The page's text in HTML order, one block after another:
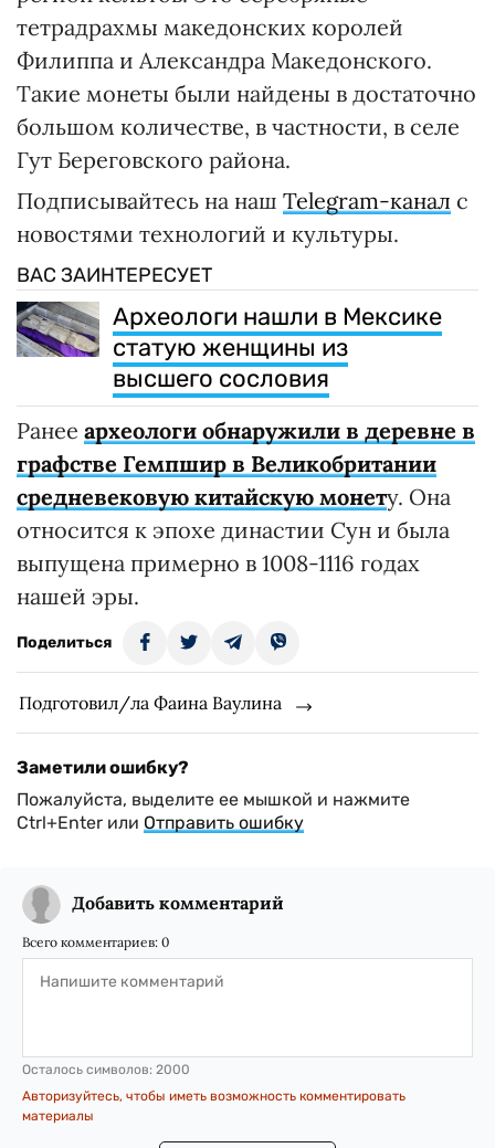
тетрадрахмы македонских королей
Филиппа и Александра Македонского.
Такие монеты были найдены в достаточно
большом количестве, в частности, в селе
Гут Береговского района.
Подписывайтесь на наш Telegram-канал с
новостями технологий и культуры.
ВАС ЗАИНТЕРЕСУЕТ
Археологи нашли в Мексике
статую женщины из
высшего сословия
Ранее археологи обнаружили в деревне в
графстве Гемпшир в Великобритании
средневековую китайскую монету. Она
относится к эпохе династии Сун и была
выпущена примерно в 1008-1116 годах
нашей эры.
Поделиться
Подготовил/ла Фаина Ваулина
Заметили ошибку?
Пожалуйста, выделите ее мышкой и нажмите
Ctrl+Enter или Отправить ошибку
Добавить комментарий
Всего комментариев: 0
Осталось символов: 2000
Авторизуйтесь, чтобы иметь возможность комментировать
материалы